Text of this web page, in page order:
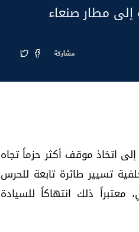
إلى مطار صنعاء
مشاركة
اتخاذ موقف أكثر حزماً تجاه
تسيير طائرة تابعة للحرس
معتبراً ذلك انتهاكاً للسيادة